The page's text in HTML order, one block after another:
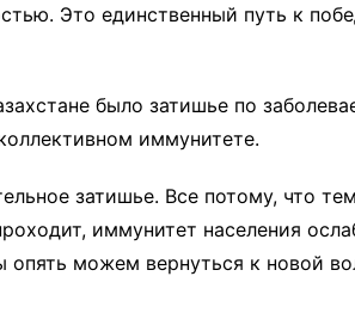
Это единственный путь к
было затишье по
иммунитете.
затишье. Все потому, что
иммунитет населения
опять можем вернуться к новой